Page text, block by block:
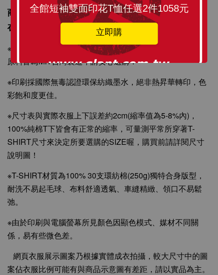
全館短袖雙面印花T恤任選2件1058元
立即購
商品描述：訂製化圖像精心印刷，將 SLANT TEE穿
在身上更顯個人風格與時尚感。
※T-SHIRT原料從織染剪裁、車縫整燙、印刷製程與包裝材
原料皆為MIT台灣製造，請安心選購！
※印刷採國際無毒認證環保紡織墨水，絕非熱昇華轉印，色
彩飽和度更佳。
※尺寸表與實際衣服上下誤差約2cm(縮率值為5-8%內)，
100%純棉T下皆會有正常的縮率，可量測平常所穿著T-
SHIRT尺寸來決定所要選購的SIZE喔，購買前請詳閱尺寸
說明圖！
※T-SHIRT材質為100% 30支環紡棉(250g)獨特合身版型，
耐洗不易起毛球、布料舒適透氣、車縫精緻、領口不易鬆
弛。
※由於印刷與電腦螢幕所見顏色因顯色模式、媒材不同關
係，易有些微色差。
網頁衣服展示圖案乃根據實體成衣拍攝，較大尺寸中的圖
案佔衣服比例可能有與商品示意圖有差距，請以實品為主。